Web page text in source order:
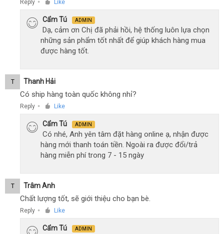
Reply ● Like
Cẩm Tú ADMIN
Dạ, cảm ơn Chị đã phải hồi, hệ thống luôn lựa chọn
những sản phẩm tốt nhất để giúp khách hàng mua
được hàng tốt.
T Thanh Hải
Có ship hàng toàn quốc không nhỉ?
Reply ● Like
Cẩm Tú ADMIN
Có nhé, Anh yên tâm đặt hàng online ạ, nhận được
hàng mới thanh toán tiền. Ngoài ra được đổi/trả
hàng miễn phí trong 7 - 15 ngày
T Trâm Anh
Chất lượng tốt, sẽ giới thiệu cho bạn bè.
Reply ● Like
Cẩm Tú ADMIN